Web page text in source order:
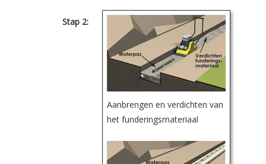
Aanbrengen en verdichten van
het funderingsmateriaal
Stap 2: